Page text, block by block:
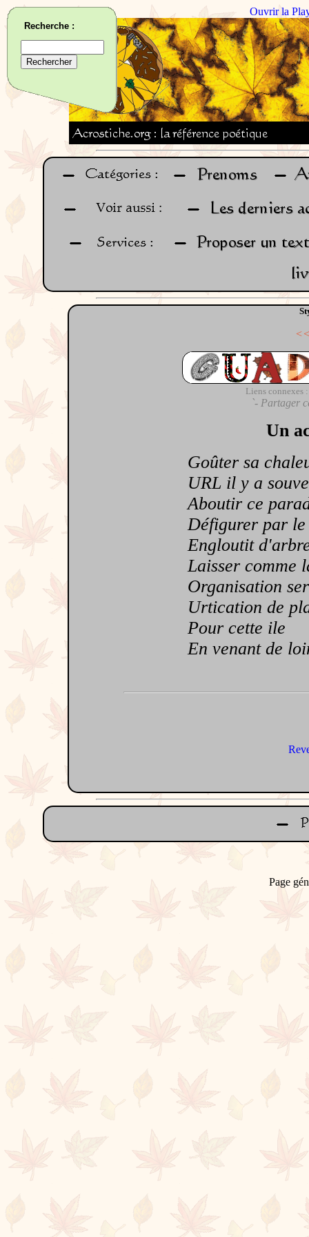
Ouvrir la
Liens connexes :
`- Partager
Un
Goûter sa
URL il y a
Aboutir ce
Défigurer par le
Engloutit
Laisser comme
Organisation
Urtication de
Pour cette ile
En venant de
Recherche :
Page